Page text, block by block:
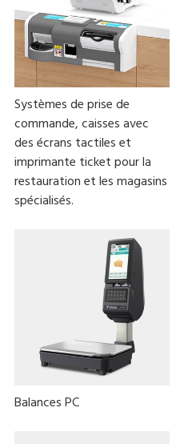
Systèmes de prise de
commande, caisses avec
des écrans tactiles et
imprimante ticket pour la
restauration et les magasins
spécialisés.
Balances PC